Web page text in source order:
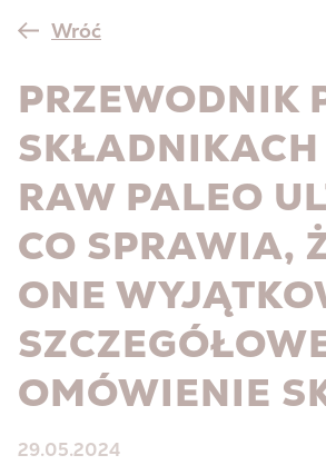
Wróć
PRZEWODNIK
RAW PALEO
CO SPRAWIA,
ONE
OMÓWIENIE
29.05.2024